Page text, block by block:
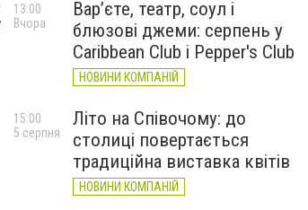
Вар’єте, театр, соул і
блюзові джеми: серпень у
Caribbean Club і Pepper's Club
НОВИНИ КОМПАНІЙ
13:00
Вчора
Літо на Співочому: до
столиці повертається
традиційна виставка квітів
НОВИНИ КОМПАНІЙ
15:00
5 серпня